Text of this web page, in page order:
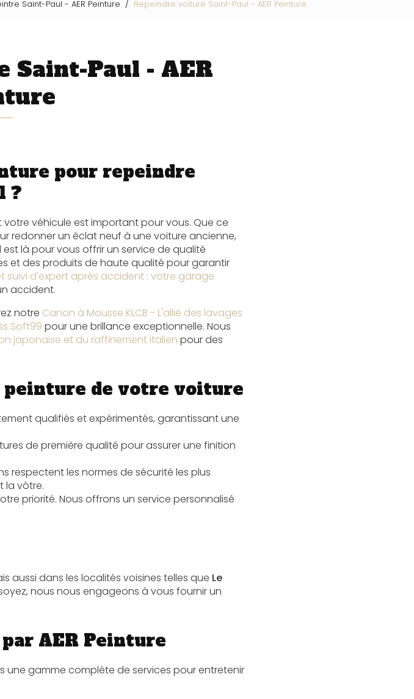
Saint-Paul - AER Peinture Repeindre voiture Saint-Paul - AER Peinture
Saint-Paul - AER
pour repeindre
?
véhicule est important pour vous. Que ce
redonner un éclat neuf à une voiture ancienne,
est là pour vous offrir un service de qualité
et des produits de haute qualité pour garantir
suivi d'expert après accident : votre garage
accident.
notre Canon à Mousse KLCB - L'allié des lavages
Soft99 pour une brillance exceptionnelle. Nous
japonaise et du raffinement italien pour des
peinture de votre voiture
qualifiés et expérimentés, garantissant une
de première qualité pour assurer une finition
respectent les normes de sécurité les plus
la vôtre.
priorité. Nous offrons un service personnalisé
aussi dans les localités voisines telles que Le
nous nous engageons à vous fournir un
AER Peinture
une gamme complète de services pour entretenir